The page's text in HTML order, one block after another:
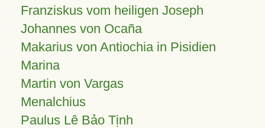
Franziskus vom heiligen Joseph
Johannes von Ocaña
Makarius von Antiochia in Pisidien
Marina
Martin von Vargas
Menalchius
Paulus Lê Bảo Tịnh